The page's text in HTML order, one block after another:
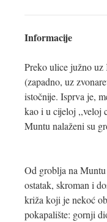
Informacije
Preko ulice južno
(zapadno, uz
istočnije. Isprva je,
kao i u cijeloj ,,veloj
Muntu nalaženi su
Od groblja na
ostatak, skroman i
križa koji je nekoć
pokapalište: gornji